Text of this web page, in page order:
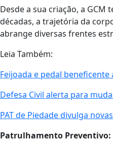
​Desde a sua criação, a
décadas, a trajetória da
abrange diversas frentes
Leia Também:
Feijoada e pedal beneficente
Defesa Civil alerta para
PAT de Piedade divulga
Patrulhamento Preventivo: